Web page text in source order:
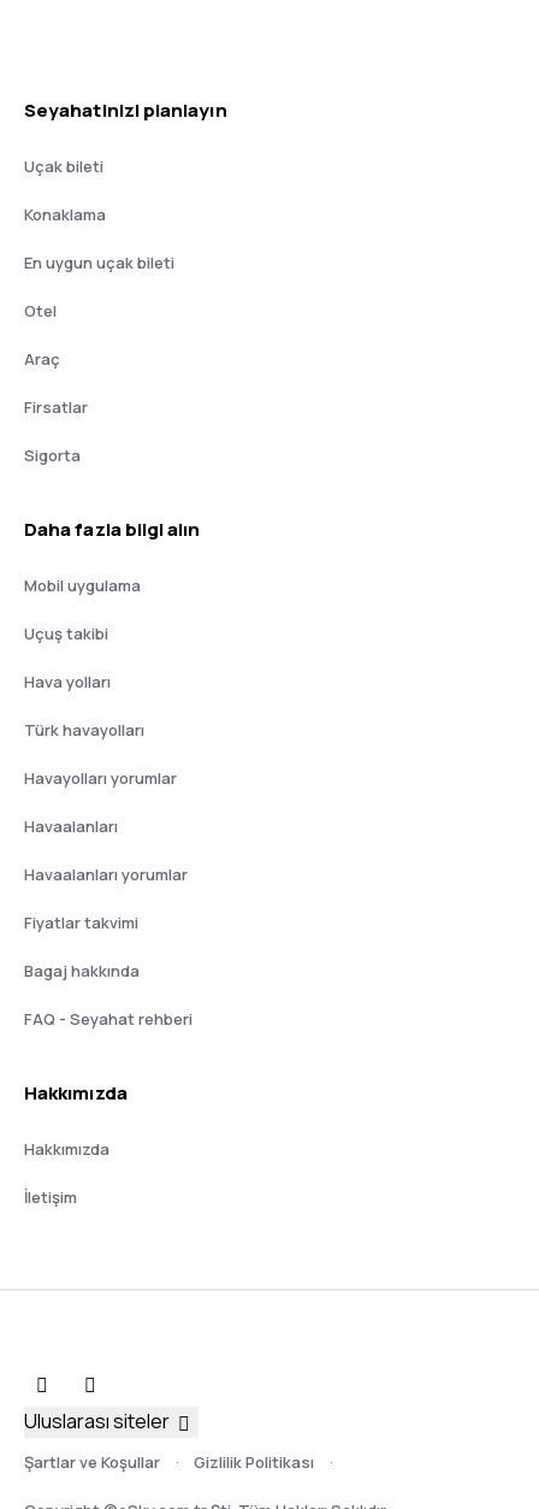
Seyahatinizi planlayın
Uçak bileti
Konaklama
En uygun uçak bileti
Otel
Araç
Firsatlar
Sigorta
Daha fazla bilgi alın
Mobil uygulama
Uçuş takibi
Hava yolları
Türk havayolları
Havayolları yorumlar
Havaalanları
Havaalanları yorumlar
Fiyatlar takvimi
Bagaj hakkında
FAQ - Seyahat rehberi
Hakkımızda
Hakkımızda
İletişim
Şartlar ve Koşullar Gizlilik Politikası
Uluslarası siteler